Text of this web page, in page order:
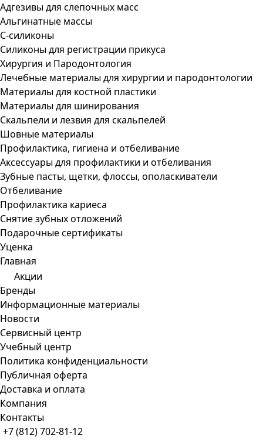
Адгезивы для слепочных масс
Альгинатные массы
С-силиконы
Силиконы для регистрации прикуса
Хирургия и Пародонтология
Лечебные материалы для хирургии и пародонтологии
Материалы для костной пластики
Материалы для шинирования
Скальпели и лезвия для скальпелей
Шовные материалы
Профилактика, гигиена и отбеливание
Аксессуары для профилактики и отбеливания
Зубные пасты, щетки, флоссы, ополаскиватели
Отбеливание
Профилактика кариеса
Снятие зубных отложений
Подарочные сертификаты
Уценка
Главная
Акции
Бренды
Информационные материалы
Новости
Сервисный центр
Учебный центр
Политика конфиденциальности
Публичная оферта
Доставка и оплата
Компания
Контакты
+7 (812) 702-81-12